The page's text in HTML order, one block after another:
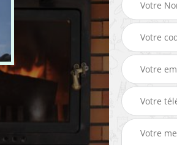
Ramonage de
chaudière 91